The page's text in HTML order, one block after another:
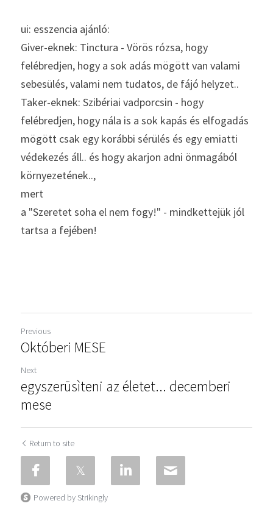
ui: esszencia ajánló:
Giver-eknek: Tinctura - Vörös rózsa, hogy
felébredjen, hogy a sok adás mögött van valami
sebesülés, valami nem tudatos, de fájó helyzet..
Taker-eknek: Szibériai vadporcsin - hogy
felébredjen, hogy nála is a sok kapás és elfogadás
mögött csak egy korábbi sérülés és egy emiatti
védekezés áll.. és hogy akarjon adni önmagából
környezetének..,
mert
a "Szeretet soha el nem fogy!" - mindkettejük jól
tartsa a fejében!
Previous
Októberi MESE
Next
egyszerūsìteni az életet... decemberi
mese
Return to site
Powered by Strikingly